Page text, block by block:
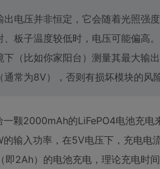
出电压并非恒定，它会随着光照强
、板子温度较低时，电压可能偏高
下（比如你家阳台）测量其最大输
通常为8V），否则有损坏模块的风
颗2000mAh的LiFePO4电池充电
的输入功率，在5V电压下，充电
即2Ah）的电池充电，理论充电时